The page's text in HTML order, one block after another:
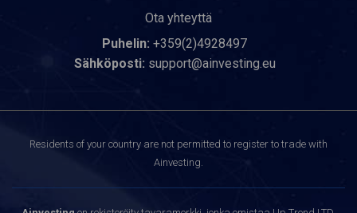
Ota yhteyttä
Puhelin: +359(2)4928497
Sähköposti: support@ainvesting.eu
Residents of your country are not permitted to register to trade with
Ainvesting.